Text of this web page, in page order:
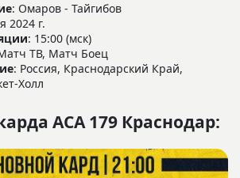
: Омаров - Тайгибов
2024 г.
: 15:00 (мск)
ТВ, Матч Боец
: Россия, Краснодарский Край,
Холл
ACA 179 Краснодар: